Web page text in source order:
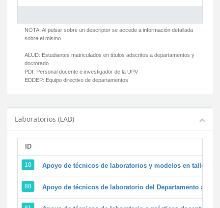
NOTA: Al pulsar sobre un descriptor se accede a información detallada
sobre el mismo.
ALUD: Estudiantes matriculados en títulos adscritos a departamentos y
doctorado
PDI: Personal docente e investigador de la UPV
EDDEP: Equipo directivo de departamentos
Laboratorios (LAB)
ID
10 Apoyo de técnicos de laboratorios y modelos en
80 Apoyo de técnicos de laboratorio del Departamento a la